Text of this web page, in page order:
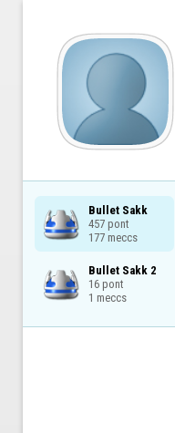
Bullet Sakk
457 pont
177 meccs
Bullet Sakk 2
16 pont
1 meccs